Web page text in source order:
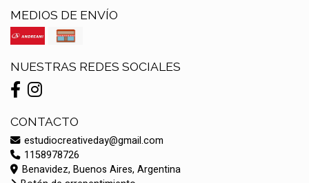
MEDIOS DE ENVÍO
NUESTRAS REDES SOCIALES
CONTACTO
estudiocreativeday@gmail.com
1158978726
Benavidez, Buenos Aires, Argentina